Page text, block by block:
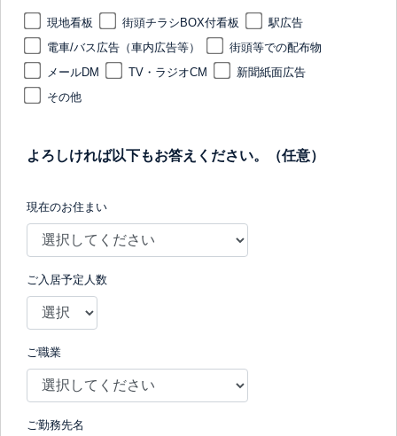
現地看板 街頭チラシBOX付看板
駅広告
電車/バス広告（車内広告等）
街頭等での配布物
メールDM
TV・ラジオCM
新聞紙面広告
その他
よろしければ以下もお答えください。（任意）
現在のお住まい
ご入居予定人数
ご職業
ご勤務先名